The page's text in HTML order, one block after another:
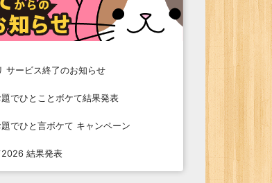
サービス終了のお知らせ
でひとことボケて結果発表
でひと言ボケて キャンペーン
結果発表